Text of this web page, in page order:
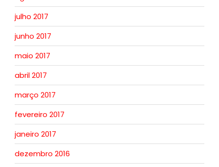
julho 2017
junho 2017
maio 2017
abril 2017
março 2017
fevereiro 2017
janeiro 2017
dezembro 2016